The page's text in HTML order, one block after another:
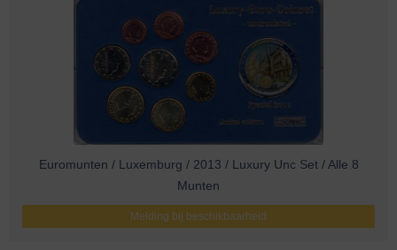
Euromunten / Luxemburg / 2013 / Luxury Unc Set / Alle 8
Munten
Melding bij beschikbaarheid